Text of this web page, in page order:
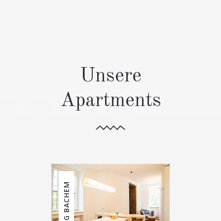
Unsere
Apartments
BURG BACHEM